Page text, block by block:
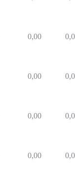
0,00
0,00
0,00
0,00